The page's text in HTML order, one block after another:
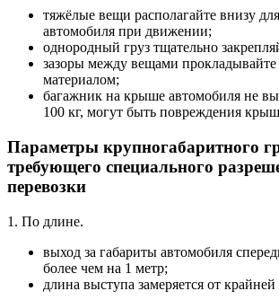
тяжёлые вещи располагайте внизу
автомобиля при движении;
однородный груз тщательно
зазоры между вещами
материалом;
багажник на крыше автомобиля не
100 кг, могут быть повреждения
Параметры крупногабаритного
требующего специального
перевозки
1. По длине.
выход за габариты автомобиля
более чем на 1 метр;
длина выступа замеряется от